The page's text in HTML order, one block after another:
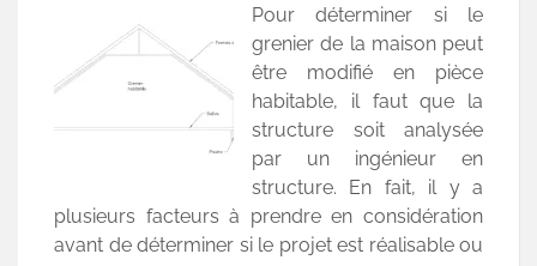
Pour déterminer si le
grenier de la maison peut
être modifié en pièce
habitable, il faut que la
structure soit analysée
par un ingénieur en
structure. En fait, il y a
plusieurs facteurs à prendre en considération
avant de déterminer si le projet est réalisable ou